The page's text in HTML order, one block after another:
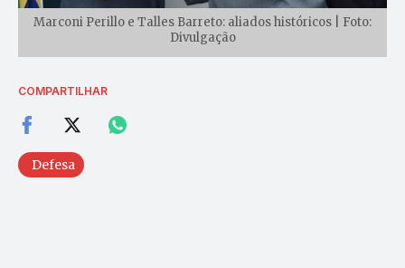
Marconi Perillo e Talles Barreto: aliados históricos | Foto:
Divulgação
COMPARTILHAR
Defesa